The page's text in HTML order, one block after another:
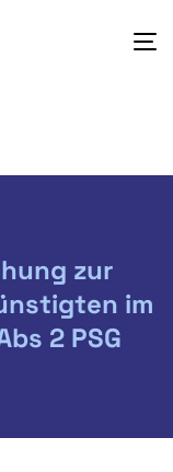
zur
im
2 PSG